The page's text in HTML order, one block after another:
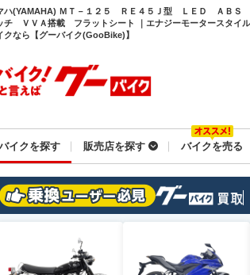
ハ(YAMAHA) ＭＴ－１２５ ＲＥ４５Ｊ型 ＬＥＤ ＡＢＳ
チ ＶＶＡ搭載 フラットシート ｜エナジーモータースタイ
クなら【グーバイク(GooBike)】
イクを探す 販売店を探す バイクを売る